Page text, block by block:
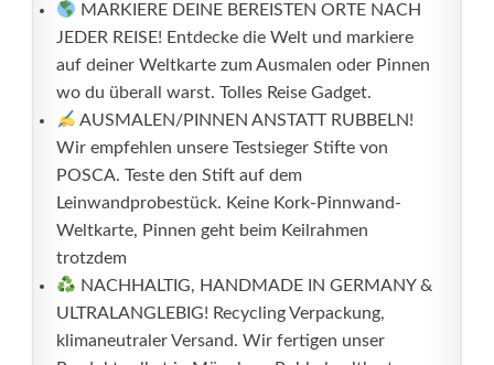
MARKIERE DEINE BEREISTEN ORTE NACH
JEDER REISE! Entdecke die Welt und markiere
auf deiner Weltkarte zum Ausmalen oder Pinnen
wo du überall warst. Tolles Reise Gadget.
AUSMALEN/PINNEN ANSTATT RUBBELN!
Wir empfehlen unsere Testsieger Stifte von
POSCA. Teste den Stift auf dem
Leinwandprobestück. Keine Kork-Pinnwand-
Weltkarte, Pinnen geht beim Keilrahmen
trotzdem
NACHHALTIG, HANDMADE IN GERMANY &
ULTRALANGLEBIG! Recycling Verpackung,
klimaneutraler Versand. Wir fertigen unser